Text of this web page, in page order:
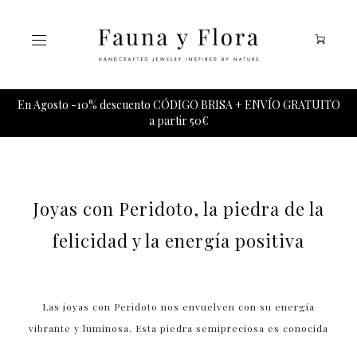
En Agosto -10% descuento CÓDIGO BRISA + ENVÍO GRATUITO
a partir 50€
Joyas con Peridoto, la piedra de la
felicidad y la energía positiva
Las joyas con Peridoto nos envuelven con su energía
vibrante y luminosa. Esta piedra semipreciosa es conocida